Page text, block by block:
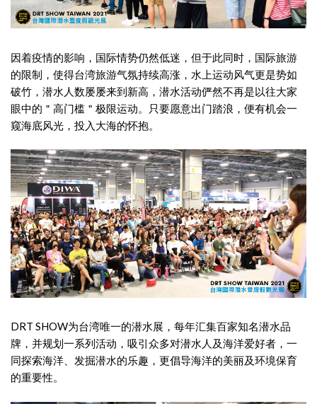
因着疫情的影响，国际情势仍然低迷，但于此同时，国际旅游
的限制，使得台湾旅游气氛持续高涨，水上运动风气更是势如
破竹，潜水人数屡屡来到新高，潜水活动俨然不再是以往大家
眼中的＂高门槛＂极限运动。只要愿意出门踏浪，便有机会一
窥海底风光，投入大海的怀抱。
DRT SHOW为台湾唯一的潜水展，每年汇集百家知名潜水品
牌，并规划一系列活动，吸引众多对潜水人及海洋爱好者，一
同探索海洋、发掘潜水的乐趣，更倡导海洋的美丽及环境保育
的重要性。